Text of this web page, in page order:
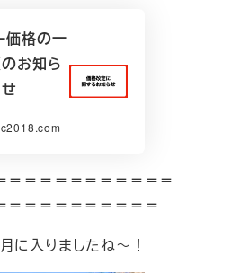
価格の一
お知ら
せ
＝＝＝＝＝＝＝＝＝＝＝
＝＝＝＝＝＝＝＝＝＝
に入りましたね～！